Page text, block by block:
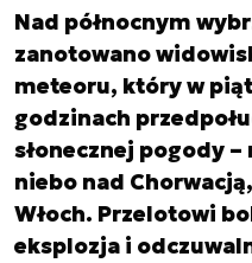
Nad północnym
zanotowano
meteoru, który w
godzinach
słonecznej pogody
niebo nad
Włoch. Przelotowi
eksplozja i